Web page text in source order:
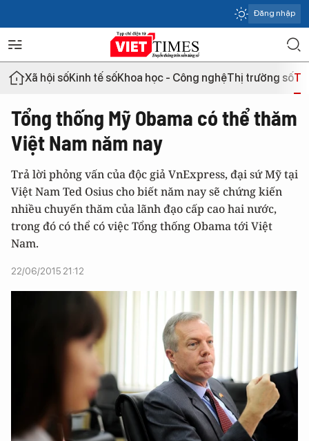
Đăng nhập
Xã hội sốKinh tế sốKhoa học - Công nghệThị trường số
Tổng thống Mỹ Obama có thể thăm
Việt Nam năm nay
Trả lời phỏng vấn của độc giả VnExpress, đại sứ Mỹ tại
Việt Nam Ted Osius cho biết năm nay sẽ chứng kiến
nhiều chuyến thăm của lãnh đạo cấp cao hai nước,
trong đó có thể có việc Tổng thống Obama tới Việt
Nam.
22/06/2015 21:12